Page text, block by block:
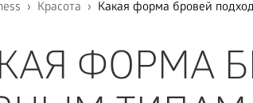
Красота Какая форма бровей
ФОРМА